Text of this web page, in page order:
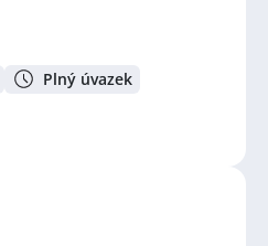
Plný úvazek